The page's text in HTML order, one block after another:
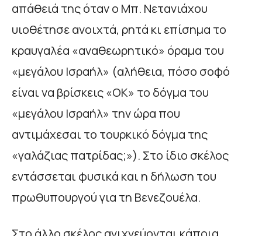
απάθειά της όταν ο Μπ. Νετανιάχου
υιοθέτησε ανοιχτά, ρητά κι επίσημα το
κραυγαλέα «αναθεωρητικό» όραμα του
«μεγάλου Ισραήλ» (αλήθεια, πόσο σοφό
είναι να βρίσκεις «ΟΚ» το δόγμα του
«μεγάλου Ισραήλ» την ώρα που
αντιμάχεσαι το τουρκικό δόγμα της
«γαλάζιας πατρίδας;»). Στο ίδιο σκέλος
εντάσσεται φυσικά και η δήλωση του
πρωθυπουργού για τη Βενεζουέλα.